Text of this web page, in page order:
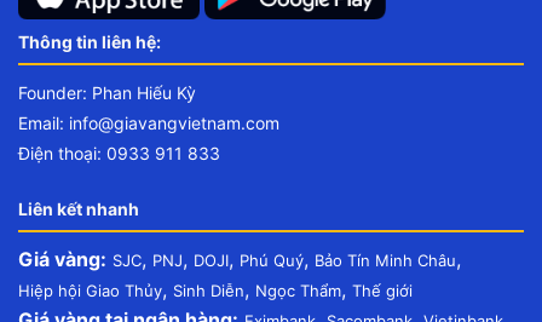
Thông tin liên hệ:
Founder: Phan Hiếu Kỳ
Email: info@giavangvietnam.com
Điện thoại: 0933 911 833
Liên kết nhanh
Giá vàng: SJC, PNJ, DOJI, Phú Quý, Bảo Tín Minh Châu,
Hiệp hội Giao Thủy, Sinh Diễn, Ngọc Thẩm, Thế giới